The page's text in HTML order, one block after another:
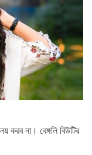
করব না। বেঙ্গলি বিউটির